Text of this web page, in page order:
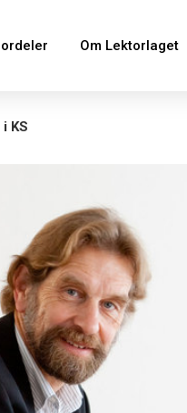
Om Lektorlaget
KS